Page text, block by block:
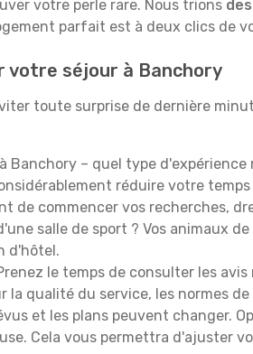
votre perle rare. Nous trions
parfait est à deux clics de
votre séjour à Banchory
toute surprise de dernière
Banchory – quel type
réduire votre
de commencer vos recherches,
salle de sport ? Vos animaux
d'hôtel.
le temps de consulter les
la qualité du service, les normes
et les plans peuvent changer.
Cela vous permettra d'ajuster